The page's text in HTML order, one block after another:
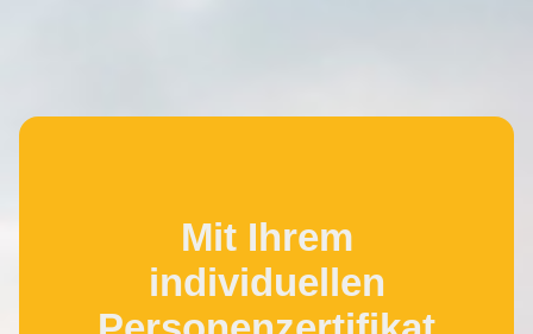
Mit Ihrem
individuellen